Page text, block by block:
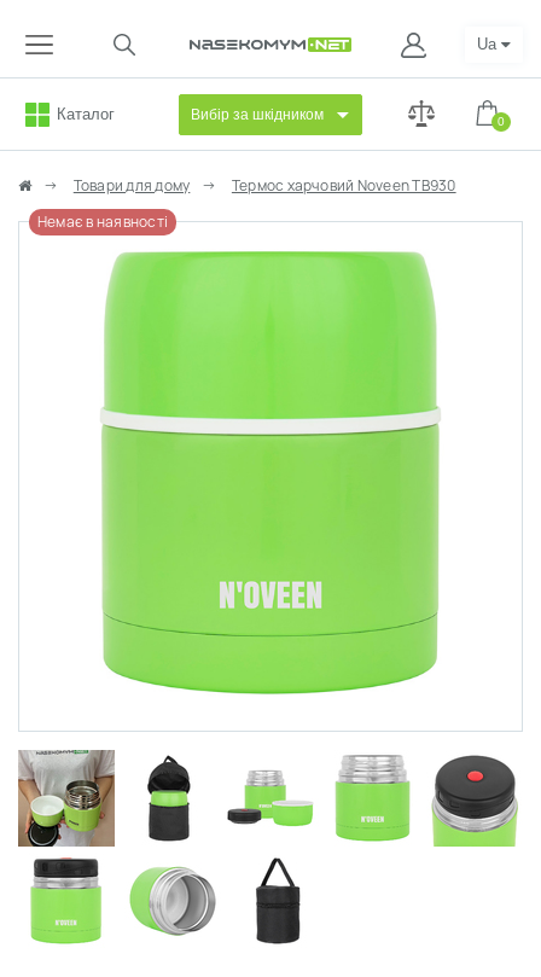
Каталог Вибір за шкідником 0
Ua
Товари для дому
Термос харчовий Noveen TB930
Немає в наявності